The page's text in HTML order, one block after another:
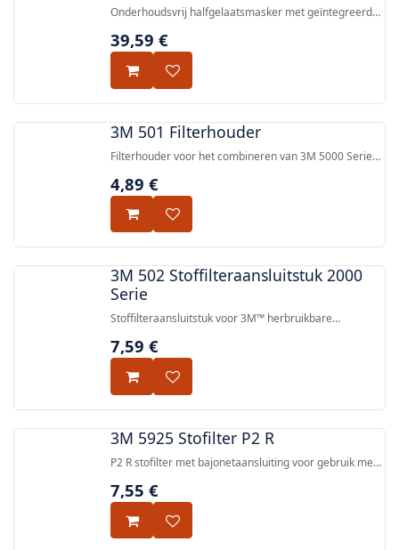
Onderhoudsvrij halfgelaatsmasker met geïntegreerde
dampen, anorganische en zure gassen, ammoniak en
39,59 €
3M 501 Filterhouder
Filterhouder voor het combineren van 3M 5000 Series
dampcartridges op 3M herbruikbare
ademhalingsmaskers.
4,89 €
3M 502 Stoffilteraansluitstuk 2000
Serie
Stoffilteraansluitstuk voor 3M™ herbruikbare
eenvoudige bevestiging aan bepaalde 3M™
7,59 €
3M 5925 Stofilter P2 R
P2 R stofilter met bajonetaansluiting voor gebruik met
ademhalingsbeschermers — CE goedgekeurd volgens
7,55 €